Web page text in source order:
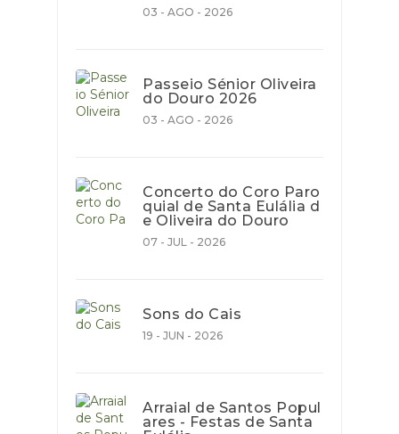
03 - AGO - 2026
Passeio Sénior Oliveira
do Douro 2026
03 - AGO - 2026
Concerto do Coro Paro
quial de Santa Eulália d
e Oliveira do Douro
07 - JUL - 2026
Sons do Cais
19 - JUN - 2026
Arraial de Santos Popul
ares - Festas de Santa